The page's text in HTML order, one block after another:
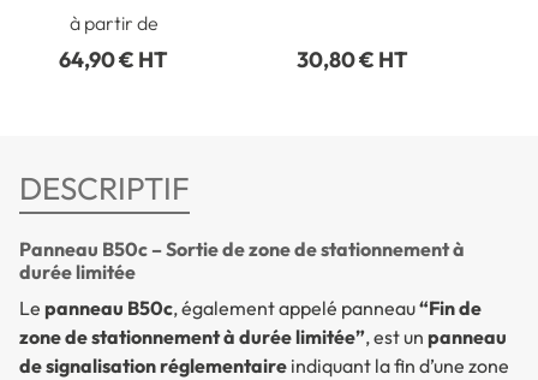
à partir de
64,90 € HT 30,80 € HT
DESCRIPTIF
Panneau B50c – Sortie de zone de stationnement à
durée limitée
Le panneau B50c, également appelé panneau“Fin de
zone de stationnement à durée limitée”, est un panneau
de signalisation réglementaire indiquant la fin d’une zone